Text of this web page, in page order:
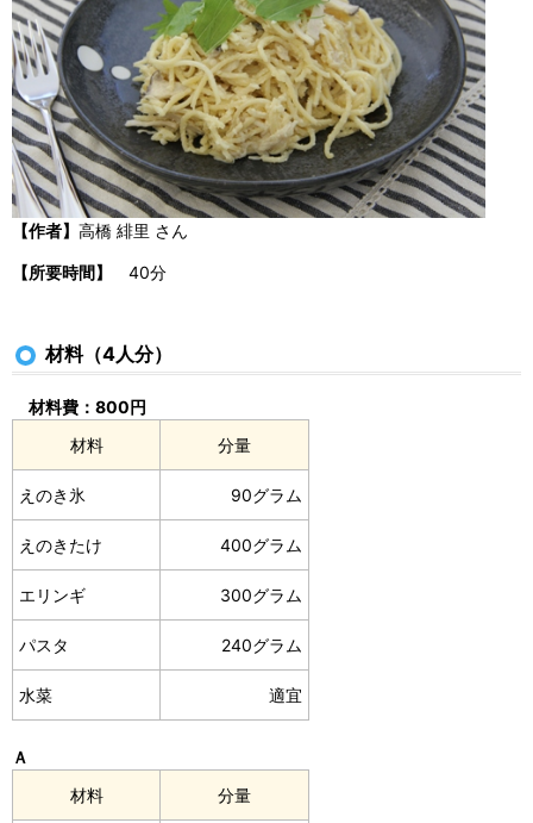
【作者】 高橋 緋里 さん
【所要時間】 40分
材料（4人分）
材料費：800円
材料
分量
えのき氷 90グラム
えのきたけ 400グラム
エリンギ 300グラム
パスタ 240グラム
水菜 適宜
Ａ
材料
分量